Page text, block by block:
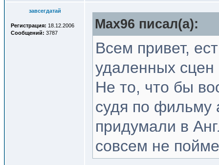
завсегдатай
Регистрация: 18.12.2006
Сообщений: 3787
Max96 писал(a):
Всем привет,
удаленных сцен
Не то, что бы
судя по фильму
придумали в
совсем не